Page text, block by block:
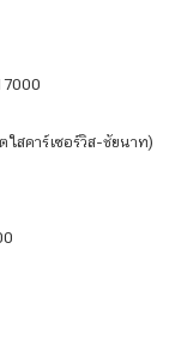
สคาร์เซอร์วิส-ชัยนาท)